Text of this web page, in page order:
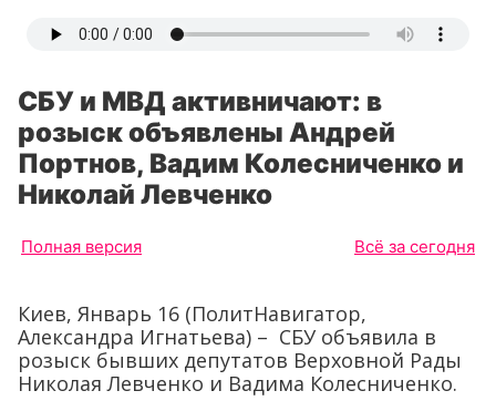
СБУ и МВД активничают: в
розыск объявлены Андрей
Портнов, Вадим Колесниченко и
Николай Левченко
Полная версия Всё за сегодня
Киев, Январь 16 (ПолитНавигатор,
Александра Игнатьева) – СБУ объявила в
розыск бывших депутатов Верховной Рады
Николая Левченко и Вадима Колесниченко.